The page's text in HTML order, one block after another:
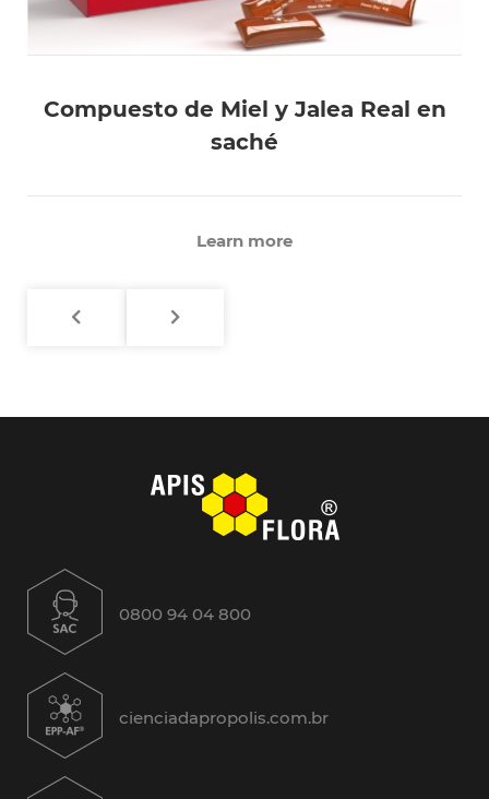
Compuesto de Miel y Jalea Real en
saché
Learn more
0800 94 04 800
cienciadapropolis.com.br